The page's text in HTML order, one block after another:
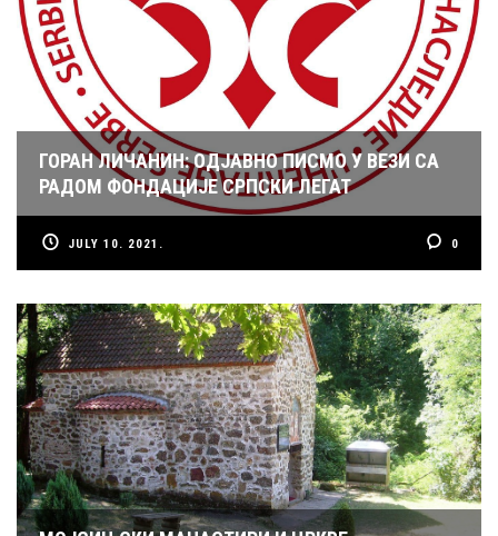
ГОРАН ЛИЧАНИН: ОДЈАВНО ПИСМО У ВЕЗИ СА
РАДОМ ФОНДАЦИЈЕ СРПСКИ ЛЕГАТ
JULY 10. 2021. 0